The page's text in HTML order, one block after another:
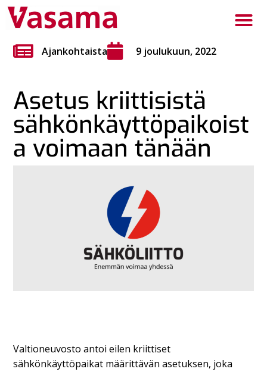
Ajankohtaista 9 joulukuun, 2022
Asetus kriittisistä
sähkönkäyttöpaikoist
a voimaan tänään
Valtioneuvosto antoi eilen kriittiset
sähkönkäyttöpaikat määrittävän asetuksen, joka